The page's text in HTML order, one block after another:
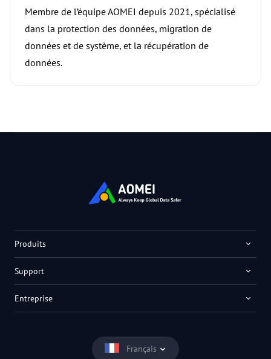
Membre de l’équipe AOMEI depuis 2021, spécialisé
dans la protection des données, migration de
données et de système, et la récupération de
données.
Français
Produits
Support
Entreprise